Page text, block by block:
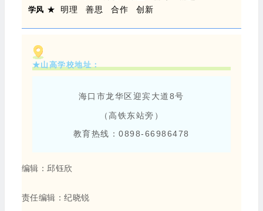
学风 ★ 明理 善思 合作 创新
★山高学校地址：
海口市龙华区迎宾大道8号
（高铁东站旁）
教育热线：0898-66986478
编辑：邱钰欣
责任编辑：纪晓锐